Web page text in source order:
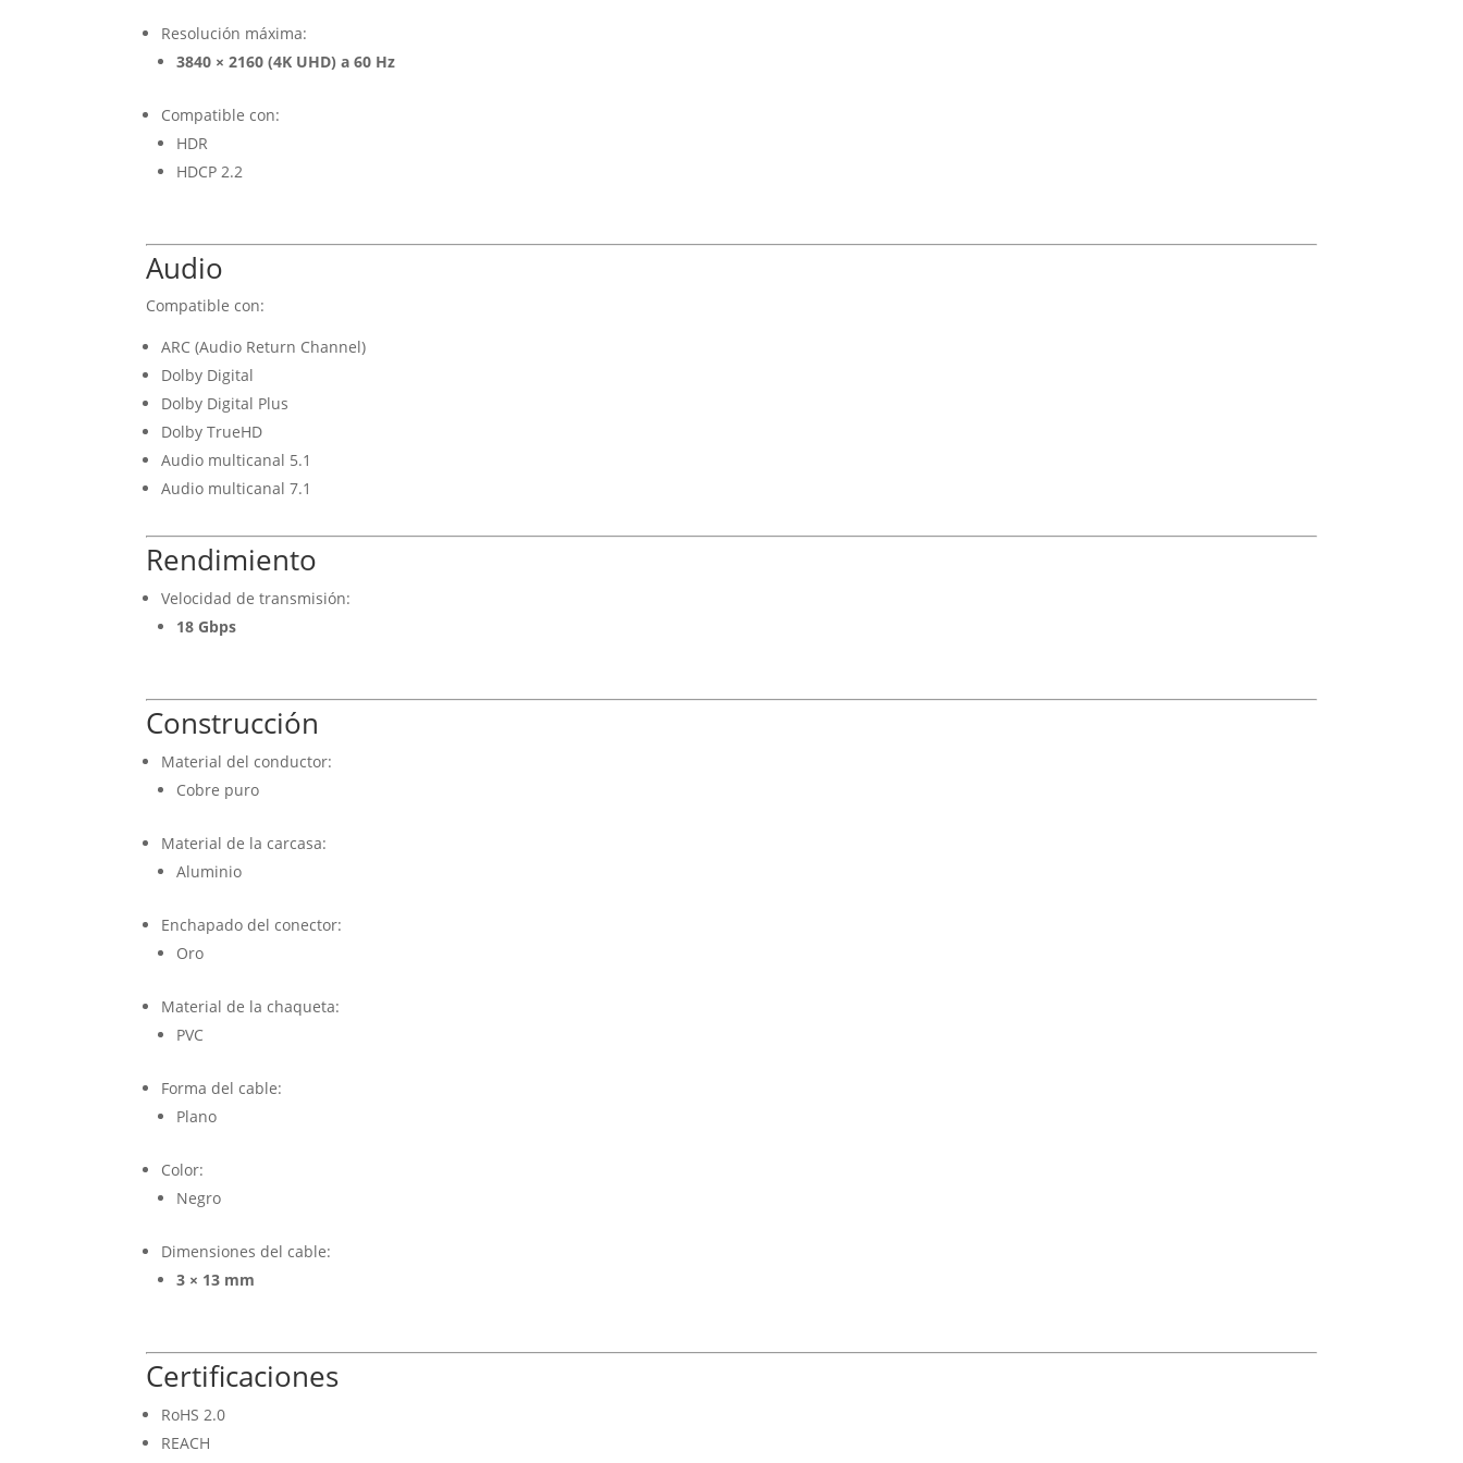
Resolución máxima:
3840 × 2160 (4K UHD) a 60 Hz
Compatible con:
HDR
HDCP 2.2
Audio
Compatible con:
ARC (Audio Return Channel)
Dolby Digital
Dolby Digital Plus
Dolby TrueHD
Audio multicanal 5.1
Audio multicanal 7.1
Rendimiento
Velocidad de transmisión:
18 Gbps
Construcción
Material del conductor:
Cobre puro
Material de la carcasa:
Aluminio
Enchapado del conector:
Oro
Material de la chaqueta:
PVC
Forma del cable:
Plano
Color:
Negro
Dimensiones del cable:
3 × 13 mm
Certificaciones
RoHS 2.0
REACH